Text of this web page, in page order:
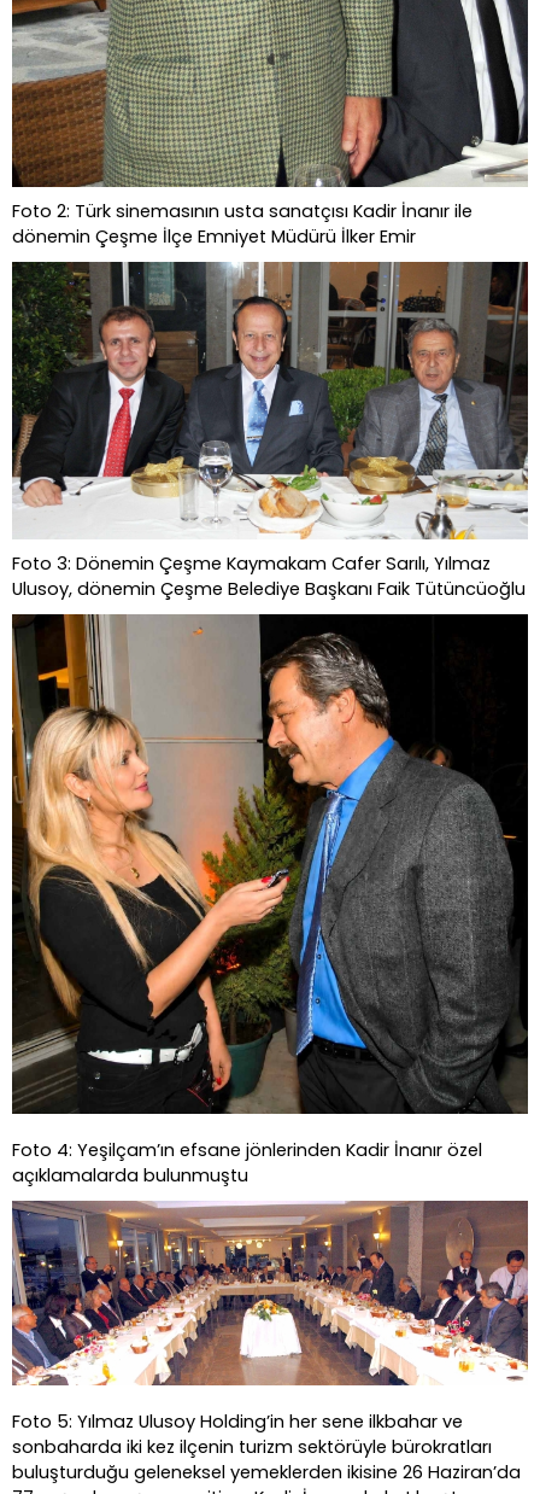
Foto 2: Türk sinemasının usta sanatçısı Kadir İnanır ile
dönemin Çeşme İlçe Emniyet Müdürü İlker Emir
Foto 3: Dönemin Çeşme Kaymakam Cafer Sarılı, Yılmaz
Ulusoy, dönemin Çeşme Belediye Başkanı Faik Tütüncüoğlu
Foto 4: Yeşilçam’ın efsane jönlerinden Kadir İnanır özel
açıklamalarda bulunmuştu
Foto 5: Yılmaz Ulusoy Holding’in her sene ilkbahar ve
sonbaharda iki kez ilçenin turizm sektörüyle bürokratları
buluşturduğu geleneksel yemeklerden ikisine 26 Haziran’da